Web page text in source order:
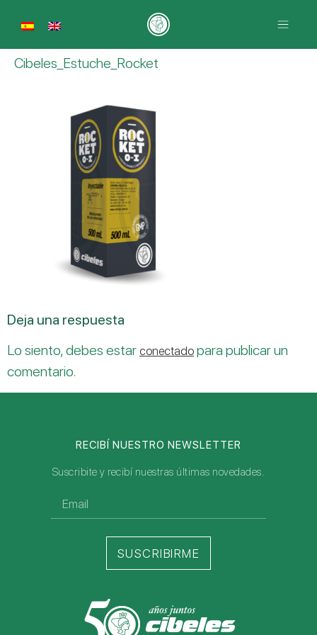
Cibeles_Estuche_Rocket
Deja una respuesta
Lo siento, debes estar conectado para publicar un
comentario.
RECIBÍ NUESTRO NEWSLETTER
Suscribite y recibí nuestras últimas novedades.
SUSCRIBIRME